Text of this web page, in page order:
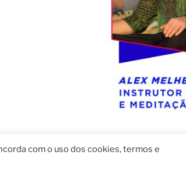
com o uso dos cookies, termos e